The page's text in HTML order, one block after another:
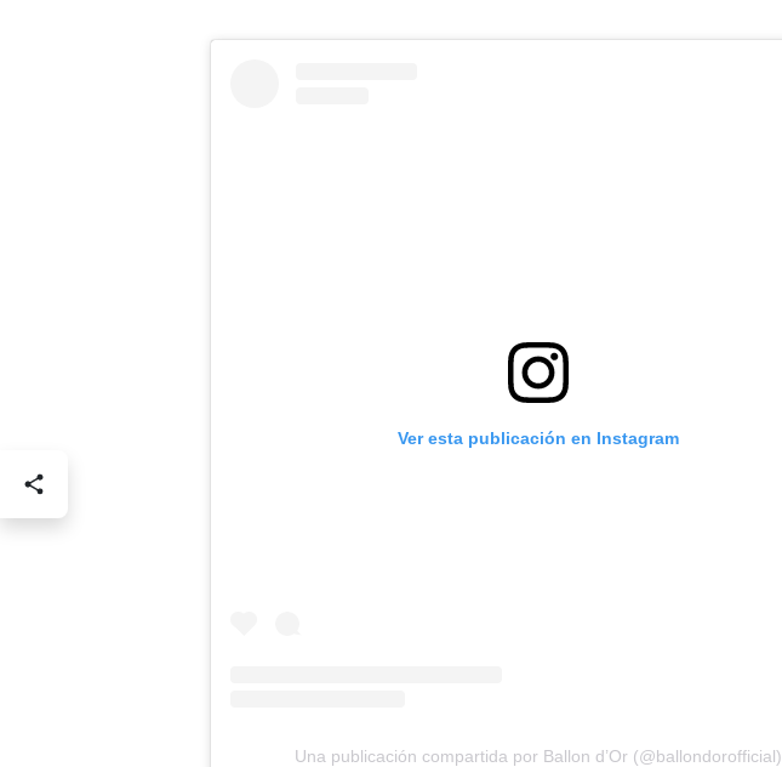
Ver esta publicación en Instagram
Una publicación compartida por Ballon d’Or (@ballondorofficial)